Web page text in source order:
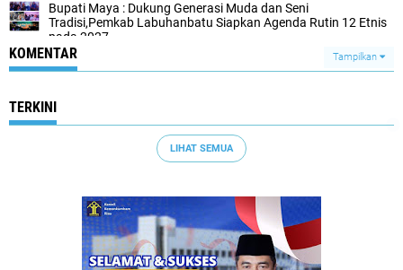
Bupati Maya : Dukung Generasi Muda dan Seni
Tradisi,Pemkab Labuhanbatu Siapkan Agenda Rutin 12 Etnis
pada 2027
KOMENTAR Tampilkan
TERKINI
LIHAT SEMUA